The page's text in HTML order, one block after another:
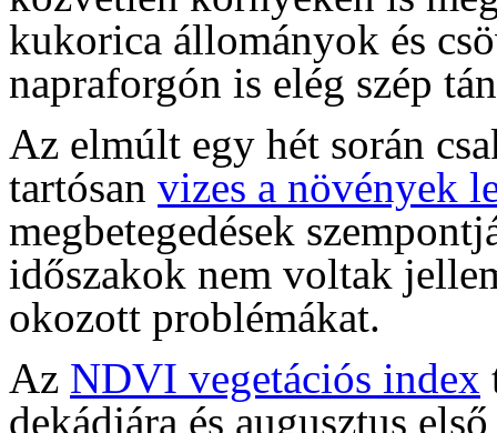
kukorica állományok és
napraforgón is elég szép
Az elmúlt egy hét során
tartósan vizes a növények
megbetegedések
időszakok nem voltak
okozott problémákat.
Az NDVI vegetációs index
dekádjára és augusztus